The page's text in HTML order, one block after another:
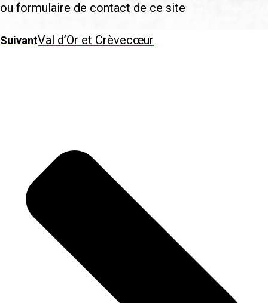
ou formulaire de contact de ce site
SuivantVal d’Or et Crèvecœur